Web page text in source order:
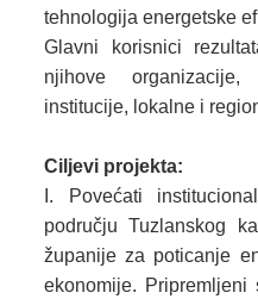
tehnologija energetske
Glavni korisnici
njihove organizacije,
institucije, lokalne i
Ciljevi projekta:
Povećati
području Tuzlanskog
županije za poticanje
ekonomije. Pripremljeni